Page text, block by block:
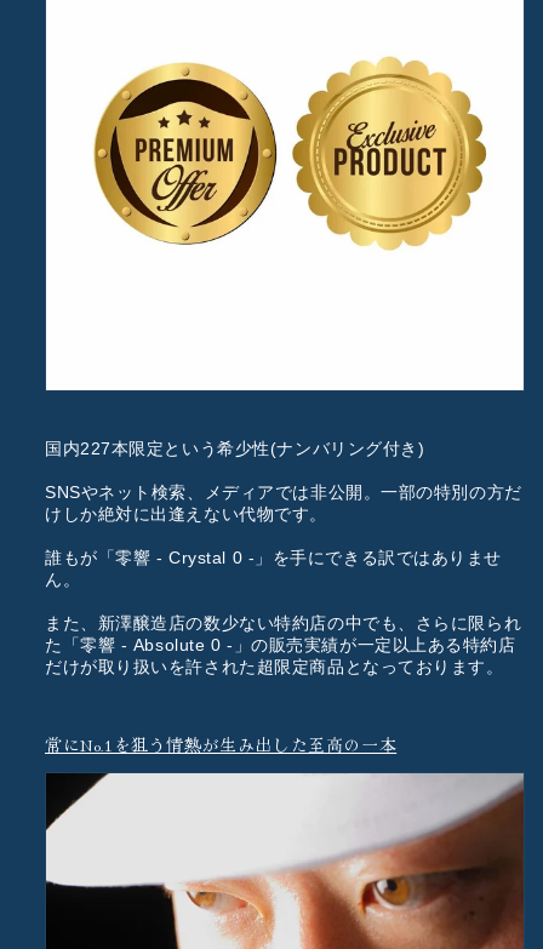
国内227本限定という希少性(ナンバリング付き)
SNSやネット検索、メディアでは非公開。一部の特別の方だ
けしか絶対に出逢えない代物です。
誰もが「零響 - Crystal 0 -」を手にできる訳ではありませ
ん。
また、新澤醸造店の数少ない特約店の中でも、さらに限られ
た「零響 - Absolute 0 -」の販売実績が一定以上ある特約店
だけが取り扱いを許された超限定商品 となっております。
常にNo.1を狙う情熱が生み出した至高の一本